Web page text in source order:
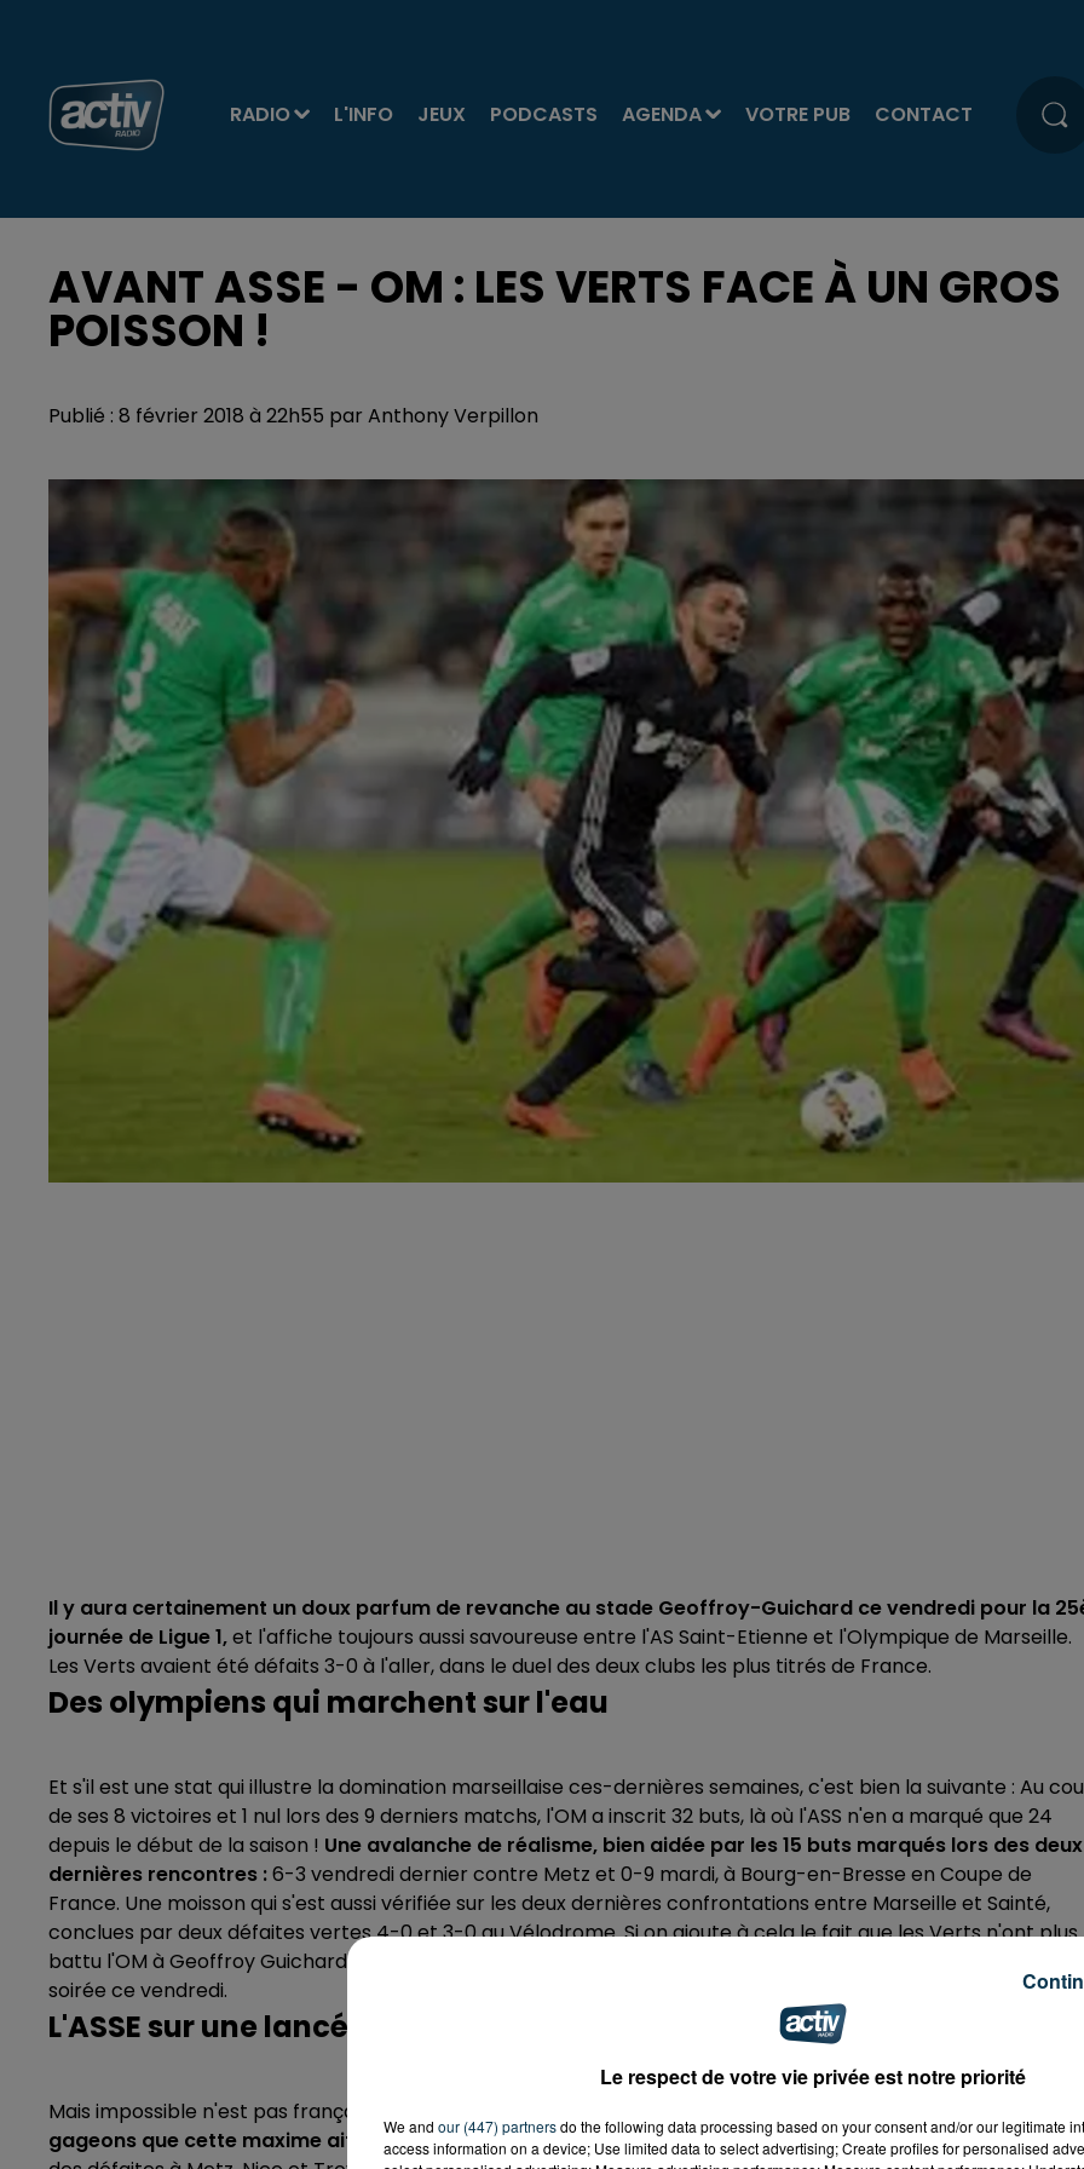
RADIO L'INFO JEUX PODCASTS AGENDA VOTRE PUB CONTACT
AVANT ASSE - OM : LES VERTS FACE À UN GROS
POISSON !
Publié : 8 février 2018 à 22h55 par Anthony Verpillon
Il y aura certainement un doux parfum de revanche au stade Geoffroy-Guichard ce vendredi pour la
journée de Ligue 1,et l'affiche toujours aussi savoureuse entre l'AS Saint-Etienne et l'Olympique de Marseille.
Les Verts avaient été défaits 3-0 à l'aller, dans le duel des deux clubs les plus titrés de France.
Des olympiens qui marchent sur l'eau
Et s'il est une stat qui illustre la domination marseillaise ces-dernières semaines, c'est bien la suivante : Au
de ses 8 victoires et 1 nul lors des 9 derniers matchs, l'OM a inscrit 32 buts, là où l'ASS n'en a marqué que 24
depuis le début de la saison ! Une avalanche de réalisme, bien aidée par les 15 buts marqués lors des deux
dernières rencontres :6-3 vendredi dernier contre Metz et 0-9 mardi, à Bourg-en-Bresse en Coupe de
France. Une moisson qui s'est aussi vérifiée sur les deux dernières confrontations entre Marseille et Sainté,
conclues par deux défaites vertes 4-0 et 3-0 au Vélodrome. Si on ajoute à cela le fait que les Verts n'ont plus
battu l'OM à Geoffroy Guichard depuis mai 2013, on se dit qu'on a toutes les chances de passer une mauvaise
soirée ce vendredi.
L'ASSE sur une lancée
Mais impossible n'est pas français, et a fortiori,
gageons que cette maxime ait été écrite pour les Verts.Car après un mois de janvier gâché par les 3
Le respect de votre vie privée est notre priorité
We and our (447) partnersdo the following data processing based on your consent and/or our legitimate
access information on a device; Use limited data to select advertising; Create profiles for personalised